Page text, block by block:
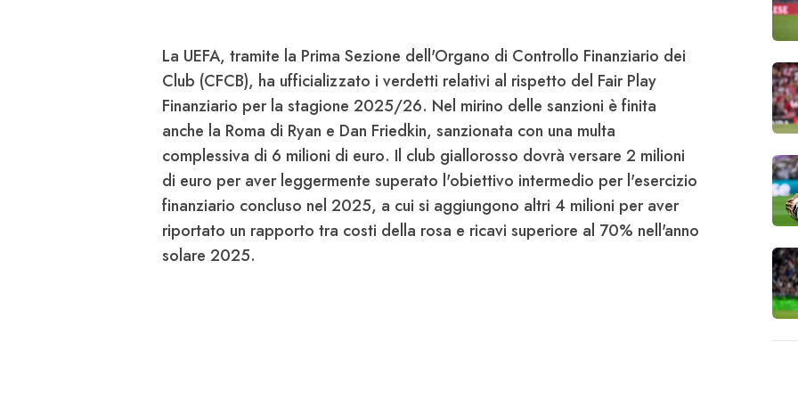
La UEFA, tramite la Prima Sezione dell'Organo di Controllo Finanziario dei
Club (CFCB), ha ufficializzato i verdetti relativi al rispetto del Fair Play
Finanziario per la stagione 2025/26. Nel mirino delle sanzioni è finita
anche la Roma di Ryan e Dan Friedkin, sanzionata con una multa
complessiva di 6 milioni di euro. Il club giallorosso dovrà versare 2 milioni
di euro per aver leggermente superato l'obiettivo intermedio per l'esercizio
finanziario concluso nel 2025, a cui si aggiungono altri 4 milioni per aver
riportato un rapporto tra costi della rosa e ricavi superiore al 70% nell'anno
solare 2025.